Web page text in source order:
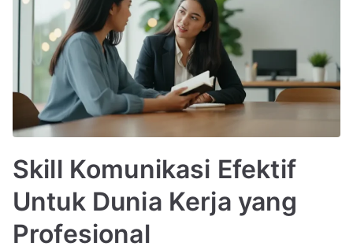
Skill Komunikasi Efektif
Untuk Dunia Kerja yang
Profesional